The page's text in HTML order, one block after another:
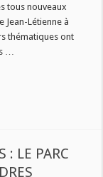
tous nouveaux
Jean-Létienne à
thématiques ont
…
: LE PARC